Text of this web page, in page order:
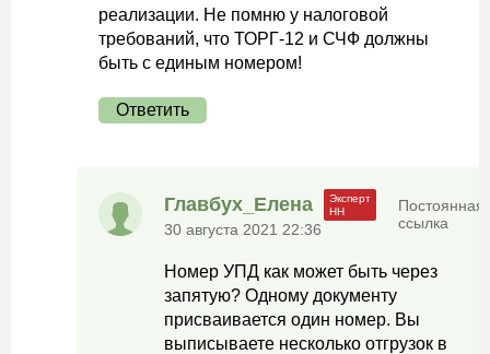
реализации. Не помню у налоговой
требований, что ТОРГ-12 и СЧФ должны
быть с единым номером!
Ответить
Главбух_Елена
30 августа 2021 22:36
Постоянная
ссылка
Номер УПД как может быть через
запятую? Одному документу
присваивается один номер. Вы
выписываете несколько отгрузок в